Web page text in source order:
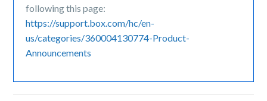
following this page:
https://support.box.com/hc/en-
us/categories/360004130774-Product-
Announcements